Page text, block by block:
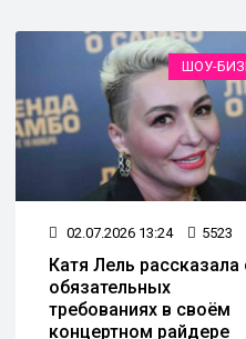
03.07.2026 10:14 4992
Александр Овечкин
продлил контракт с
«Вашингтон Кэпиталз»